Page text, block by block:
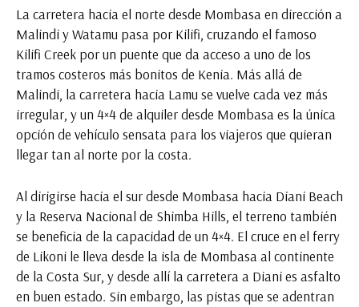
La carretera hacia el norte desde Mombasa en dirección a
Malindi y Watamu pasa por Kilifi, cruzando el famoso
Kilifi Creek por un puente que da acceso a uno de los
tramos costeros más bonitos de Kenia. Más allá de
Malindi, la carretera hacia Lamu se vuelve cada vez más
irregular, y un 4×4 de alquiler desde Mombasa es la única
opción de vehículo sensata para los viajeros que quieran
llegar tan al norte por la costa.
Al dirigirse hacia el sur desde Mombasa hacia Diani Beach
y la Reserva Nacional de Shimba Hills, el terreno también
se beneficia de la capacidad de un 4×4. El cruce en el ferry
de Likoni le lleva desde la isla de Mombasa al continente
de la Costa Sur, y desde allí la carretera a Diani es asfalto
en buen estado. Sin embargo, las pistas que se adentran